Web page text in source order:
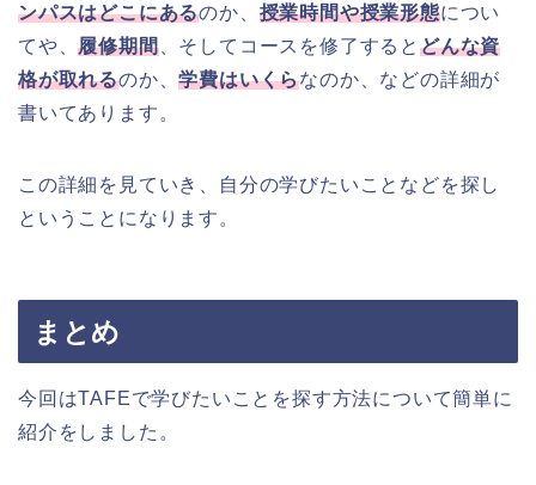
ンパスはどこにあるのか、 授業時間や授業形態につい
てや、履修期間、そしてコースを修了するとどんな資
格が取れるのか、学費はいくらなのか、などの詳細が
書いてあります。
この詳細を見ていき、自分の学びたいことなどを探し
ということになります。
まとめ
今回はTAFEで学びたいことを探す方法について簡単に
紹介をしました。